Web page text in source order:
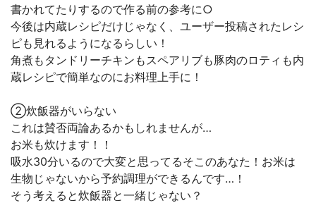
書かれてたりするので作る前の参考に○
今後は内蔵レシピだけじゃなく、ユーザー投稿されたレシ
ピも見れるようになるらしい！
角煮もタンドリーチキンもスペアリブも豚肉のロティも内
蔵レシピで簡単なのにお料理上手に！
②炊飯器がいらない
これは賛否両論あるかもしれませんが…
お米も炊けます！！
吸水30分いるので大変と思ってるそこのあなた！お米は
生物じゃないから予約調理ができるんです…！
そう考えると炊飯器と一緒じゃない？